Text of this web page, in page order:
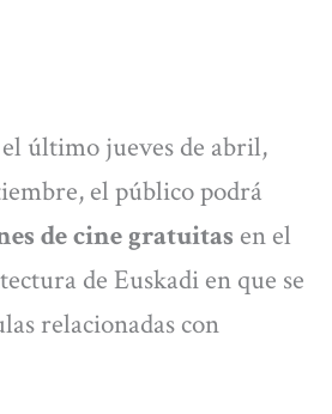
último jueves de abril,
el público podrá
de cine gratuitas en el
de Euskadi en que se
relacionadas con